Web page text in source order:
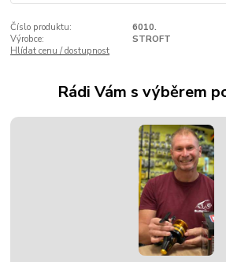
Číslo produktu:
6010.
Výrobce:
STROFT
Hlídat cenu / dostupnost
Rádi Vám s výběrem